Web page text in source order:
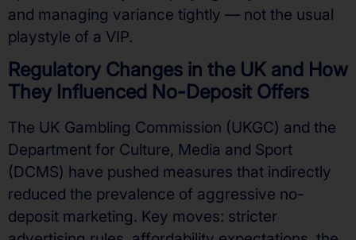
and managing variance tightly — not the usual
playstyle of a VIP.
Regulatory Changes in the UK and How
They Influenced No-Deposit Offers
The UK Gambling Commission (UKGC) and the
Department for Culture, Media and Sport
(DCMS) have pushed measures that indirectly
reduced the prevalence of aggressive no-
deposit marketing. Key moves: stricter